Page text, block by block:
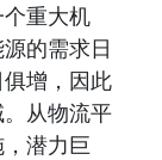
重大机
的需求日
增，因此
从物流平
潜力巨